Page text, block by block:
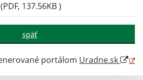
(PDF, 137.56KB )
späť
portálom Uradne.sk